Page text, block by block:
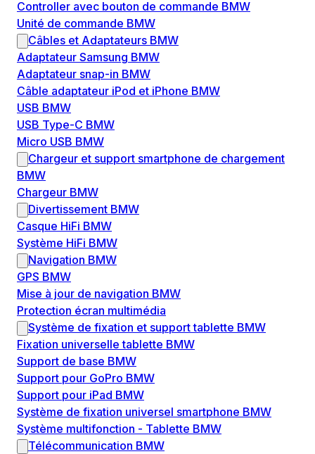
Controller avec bouton de commande BMW
Unité de commande BMW
Câbles et Adaptateurs BMW
Adaptateur Samsung BMW
Adaptateur snap-in BMW
Câble adaptateur iPod et iPhone BMW
USB BMW
USB Type-C BMW
Micro USB BMW
Chargeur et support smartphone de chargement
BMW
Chargeur BMW
Divertissement BMW
Casque HiFi BMW
Système HiFi BMW
Navigation BMW
GPS BMW
Mise à jour de navigation BMW
Protection écran multimédia
Système de fixation et support tablette BMW
Fixation universelle tablette BMW
Support de base BMW
Support pour GoPro BMW
Support pour iPad BMW
Système de fixation universel smartphone BMW
Système multifonction - Tablette BMW
Télécommunication BMW